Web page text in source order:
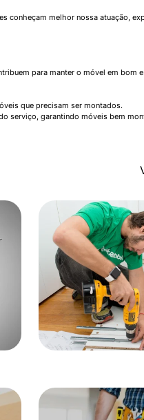
conheçam melhor nossa atuação,
para manter o móvel em bom
que precisam ser montados.
serviço, garantindo móveis bem